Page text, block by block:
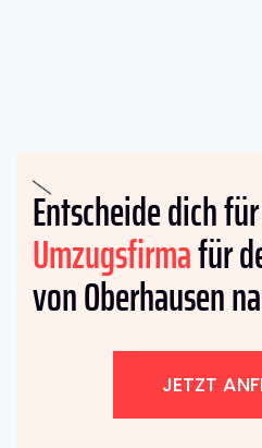
Entscheide dich
Umzugsfirmafür
von Oberhausen
JETZT